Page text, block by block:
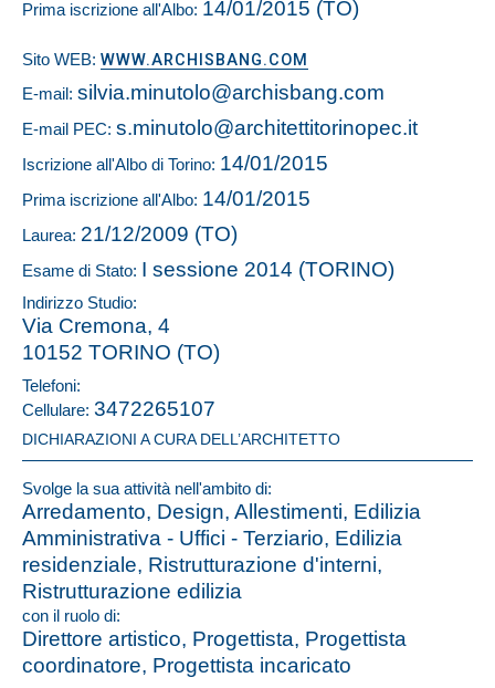
Prima iscrizione all'Albo: 14/01/2015 (TO)
Sito WEB: WWW.ARCHISBANG.COM
E-mail: silvia.minutolo@archisbang.com
E-mail PEC: s.minutolo@architettitorinopec.it
Iscrizione all'Albo di Torino: 14/01/2015
Prima iscrizione all'Albo: 14/01/2015
Laurea: 21/12/2009 (TO)
Esame di Stato: I sessione 2014 (TORINO)
Indirizzo Studio:
Via Cremona, 4
10152 TORINO (TO)
Telefoni:
Cellulare: 3472265107
DICHIARAZIONI A CURA DELL’ARCHITETTO
Svolge la sua attività nell'ambito di:
Arredamento, Design, Allestimenti, Edilizia
Amministrativa - Uffici - Terziario, Edilizia
residenziale, Ristrutturazione d'interni,
Ristrutturazione edilizia
con il ruolo di:
Direttore artistico, Progettista, Progettista
coordinatore, Progettista incaricato